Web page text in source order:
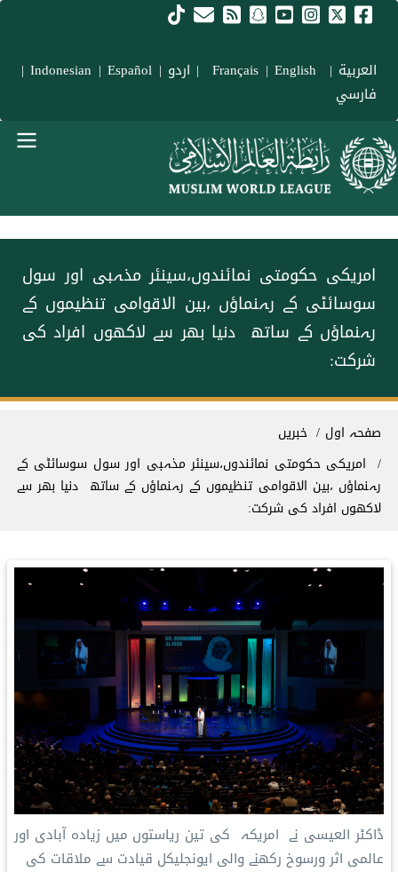
Skip to main content
العربية |
Français
| English
| اردو |
Indonesian |Español
|
فارسي
امریکی حکومتی نمائندوں،سینئر مذہبی اور سول
سوسائٹی کے رہنماؤں ،بین الاقوامی تنظیموں کے
رہنماؤں کے ساتھ دنیا بھر سے لاکھوں افراد کی
شرکت:
Breadcrumb
صفحہ اول
خبریں
امریکی حکومتی نمائندوں،سینئر مذہبی اور سول سوسائٹی کے
رہنماؤں ،بین الاقوامی تنظیموں کے رہنماؤں کے ساتھ دنیا بھر سے
لاکھوں افراد کی شرکت:
ڈاکٹر العیسی نے امریکہ کی تین ریاستوں میں زیادہ آبادی اور
عالمی اثر ورسوخ رکھنے والی ایونجلیکل قیادت سے ملاقات کی